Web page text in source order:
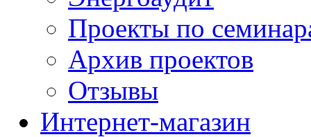
Проекты по
Архив проектов
Отзывы
Интернет-магазин